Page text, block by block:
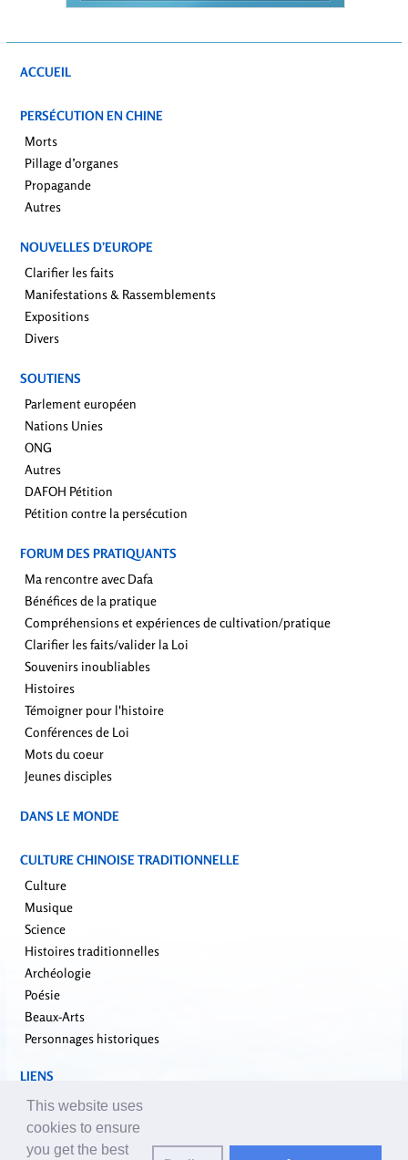
ACCUEIL
PERSÉCUTION EN CHINE
Morts
Pillage d’organes
Propagande
Autres
NOUVELLES D’EUROPE
Clarifier les faits
Manifestations & Rassemblements
Expositions
Divers
SOUTIENS
Parlement européen
Nations Unies
ONG
Autres
DAFOH Pétition
Pétition contre la persécution
FORUM DES PRATIQUANTS
Ma rencontre avec Dafa
Bénéfices de la pratique
Compréhensions et expériences de cultivation/pratique
Clarifier les faits/valider la Loi
Souvenirs inoubliables
Histoires
Témoigner pour l'histoire
Conférences de Loi
Mots du coeur
Jeunes disciples
DANS LE MONDE
CULTURE CHINOISE TRADITIONNELLE
Culture
Musique
Science
Histoires traditionnelles
Archéologie
Poésie
Beaux-Arts
Personnages historiques
LIENS
falundafa.org
faluninfo.net
minghui.org
This website uses
cookies to ensure
you get the best